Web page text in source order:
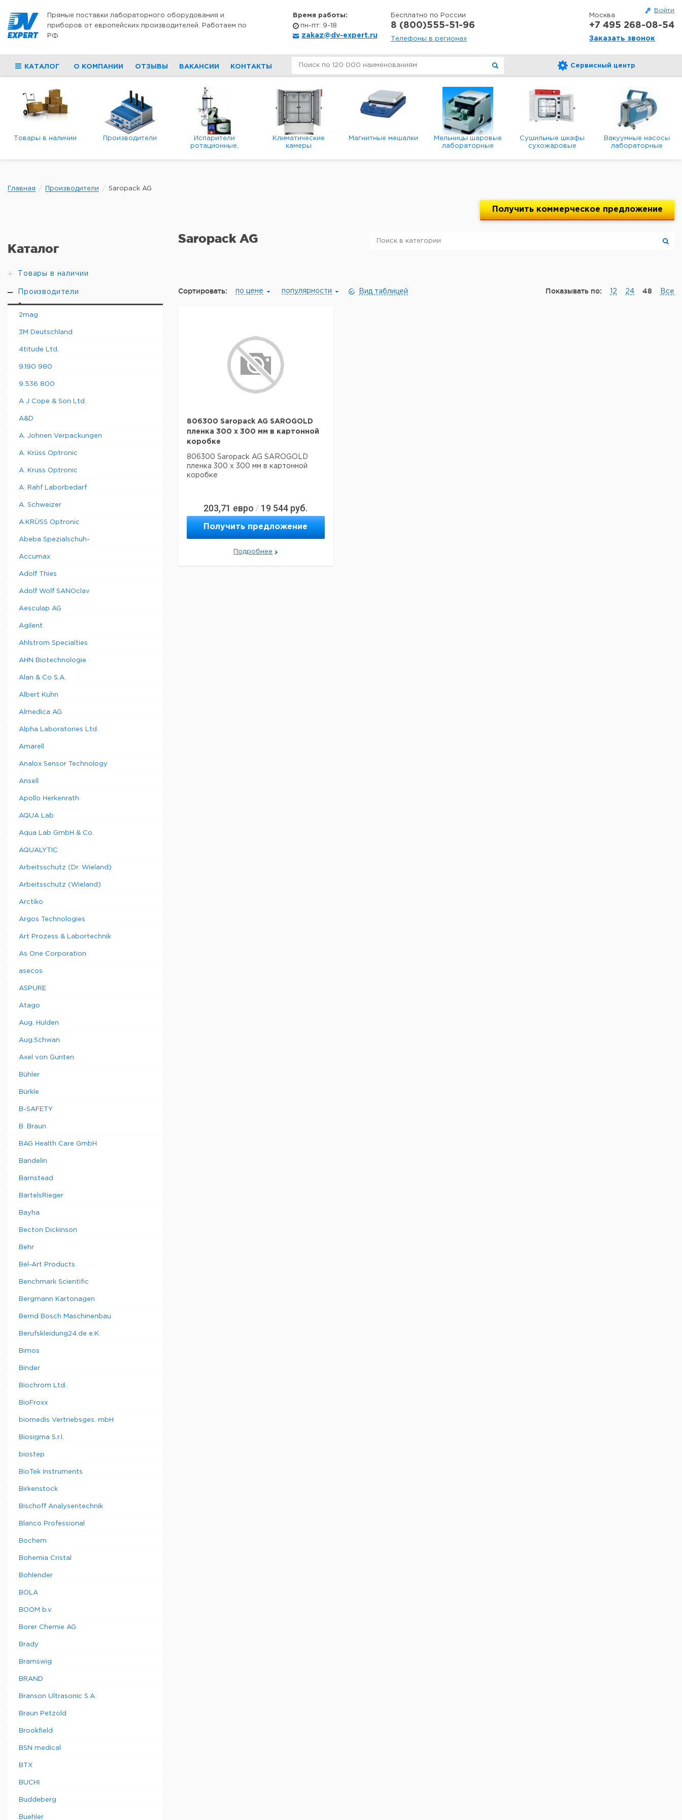
Войти
Прямые поставки лабораторного оборудования и
приборов от европейских производителей. Работаем по
РФ
Время работы:
пн-пт: 9-18
zakaz@dv-expert.ru
Бесплатно по России
8 (800)555-51-96
Телефоны в регионах
Москва
+7 495 268-08-54
Заказать звонок
КАТАЛОГ О КОМПАНИИ ОТЗЫВЫ ВАКАНСИИ КОНТАКТЫ Сервисный центр
Товары в наличии Производители
Испарители
ротационные,
вакуумные
Климатические
камеры
Магнитные мешалки
Мельницы шаровые
лабораторные
Сушильные шкафы
сухожаровые
Вакуумные насосы
лабораторные
мембранные
Главная Производители Saropack AG
Получить коммерческое предложение
Каталог
Товары в наличии
Производители
2mag
3M Deutschland
4titude Ltd.
9.190 980
9.536 800
A J Cope & Son Ltd.
A&D
A. Johnen Verpackungen
A. Krüss Optronic
A. Kruss Optronic
A. Rahf Laborbedarf
A. Schweizer
A.KRÜSS Optronic
Abeba Spezialschuh-
Accumax
Adolf Thies
Adolf Wolf SANOclav
Aesculap AG
Agilent
Ahlstrom Specialties
AHN Biotechnologie
Alan & Co S.A.
Albert Kuhn
Almedica AG
Alpha Laboratories Ltd.
Amarell
Analox Sensor Technology
Ansell
Apollo Herkenrath
AQUA Lab
Aqua Lab GmbH & Co.
AQUALYTIC
Arbeitsschutz (Dr. Wieland)
Arbeitsschutz (Wieland)
Arctiko
Argos Technologies
Art Prozess & Labortechnik
As One Corporation
asecos
ASPURE
Atago
Aug. Hulden
Aug.Schwan
Axel von Gunten
Bühler
Bürkle
B-SAFETY
B. Braun
BAG Health Care GmbH
Bandelin
Barnstead
BartelsRieger
Bayha
Becton Dickinson
Behr
Bel-Art Products
Benchmark Scientific
Bergmann Kartonagen
Bernd Bosch Maschinenbau
Berufskleidung24.de e.K.
Bimos
Binder
Biochrom Ltd.
BioFroxx
biomedis Vertriebsges. mbH
Biosigma S.r.l.
biostep
BioTek Instruments
Birkenstock
Bischoff Analysentechnik
Blanco Professional
Bochem
Bohemia Cristal
Bohlender
BOLA
BOOM b.v.
Borer Chemie AG
Brady
Bramswig
BRAND
Branson Ultrasonic S.A.
Braun Petzold
Brookfield
BSN medical
BTX
BUCHI
Buddeberg
Buehler
Saropack AG
Сортировать: по цене популярности Вид таблицей Показывать по: 12 24 48 Все
806300 Saropack AG SAROGOLD
пленка 300 х 300 мм в картонной
коробке
806300 Saropack AG SAROGOLD
пленка 300 х 300 мм в картонной
коробке
203,71 евро / 19 544 руб.
Получить предложение
Подробнее